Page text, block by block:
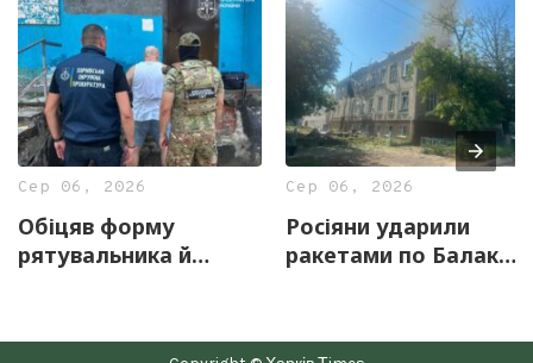
Сер 06, 2026
Обіцяв форму
рятувальника й
псевдоспівробітника
Сер 06, 2026
Росіяни ударили
ракетами по Балаклії
(фото)